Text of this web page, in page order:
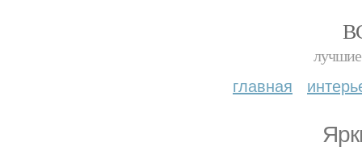
лучшие
главная